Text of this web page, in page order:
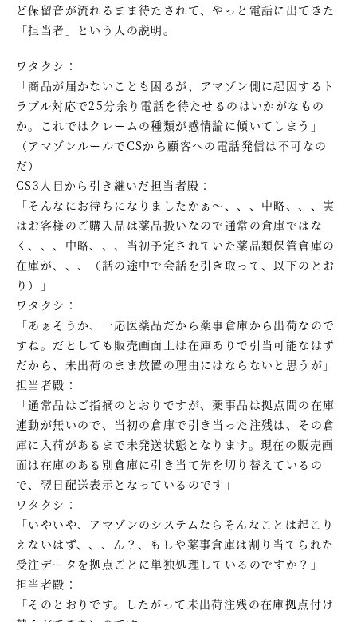
ど保留音が流れるまま待たされて、やっと電話に出てきた
「担当者」という人の説明。
ワタクシ：
「商品が届かないことも困るが、アマゾン側に起因するト
ラブル対応で25分余り電話を待たせるのはいかがなもの
か。これではクレームの種類が感情論に傾いてしまう」
（アマゾンルールでCSから顧客への電話発信は不可なの
だ）
CS3人目から引き継いだ担当者殿：
「そんなにお待ちになりましたかぁ～、、、中略、、、実
はお客様のご購入品は薬品扱いなので通常の倉庫ではな
く、、、中略、、、当初予定されていた薬品類保管倉庫の
在庫が、、、（話の途中で会話を引き取って、以下のとお
り）」
ワタクシ：
「あぁそうか、一応医薬品だから薬事倉庫から出荷なので
すね。だとしても販売画面上は在庫ありで引当可能なはず
だから、未出荷のまま放置の理由にはならないと思うが」
担当者殿：
「通常品はご指摘のとおりですが、薬事品は拠点間の在庫
連動が無いので、当初の倉庫で引き当った注残は、その倉
庫に入荷があるまで未発送状態となります。現在の販売画
面は在庫のある別倉庫に引き当て先を切り替えているの
で、翌日配送表示となっているのです」
ワタクシ：
「いやいや、アマゾンのシステムならそんなことは起こり
えないはず、、、ん？、もしや薬事倉庫は割り当てられた
受注データを拠点ごとに単独処理しているのですか？」
担当者殿：
「そのとおりです。したがって未出荷注残の在庫拠点付け